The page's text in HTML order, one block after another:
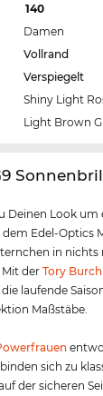
140
Damen
Vollrand
Verspiegelt
Shiny Light
Light Brown
Deinen Look um
Edel-Optics
in
Mit derTory Burch
laufende
Maßstäbe.
sich zu
der sicheren